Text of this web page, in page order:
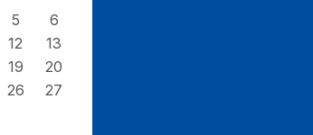
5
6
12
13
19
20
26
27